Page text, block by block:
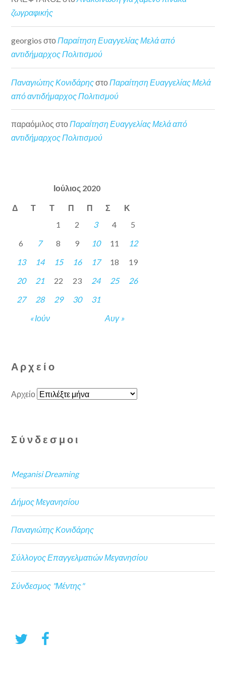
ζωγραφικής
georgios στοΠαραίτηση Ευαγγελίας Μελά από
αντιδήμαρχος Πολιτισμού
Παναγιώτης Κονιδάρηςστο Παραίτηση Ευαγγελίας Μελά
από αντιδήμαρχος Πολιτισμού
παραόμιλος στο Παραίτηση Ευαγγελίας Μελά από
αντιδήμαρχος Πολιτισμού
Ιούλιος 2020
Δ Τ Τ Π Π Σ Κ
« Ιούν Αυγ »
1 2 3 4
5
6
7 8 9 10 11
12
13
14 15 16 17 18
19
20
21 22 23 24 25
26
27
28 29 30 31
Αρχείο
Αρχείο
Σύνδεσμοι
Meganisi Dreaming
Δήμος Μεγανησίου
Παναγιώτης Κονιδάρης
Σύλλογος Επαγγελματιών Μεγανησίου
Σύνδεσμος "Μέντης"